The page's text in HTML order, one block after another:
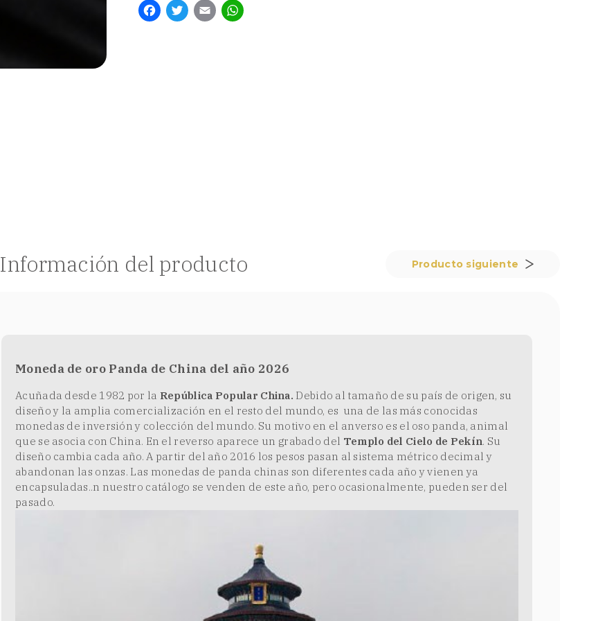
Facebook
TwitterEmailWhatsApp
Información del producto Producto siguiente
Moneda de oro Panda de China del año 2026
Acuñada desde 1982 por la República Popular China. Debido al tamaño de su país de origen, su
diseño y la amplia comercialización en el resto del mundo, es una de las más conocidas
monedas de inversión y colección del mundo. Su motivo en el anverso es el oso panda, animal
que se asocia con China. En el reverso aparece un grabado del Templo del Cielo de Pekín. Su
diseño cambia cada año. A partir del año 2016 los pesos pasan al sistema métrico decimal y
abandonan las onzas. Las monedas de panda chinas son diferentes cada año y vienen ya
encapsuladas..n nuestro catálogo se venden de este año, pero ocasionalmente, pueden ser del
pasado.